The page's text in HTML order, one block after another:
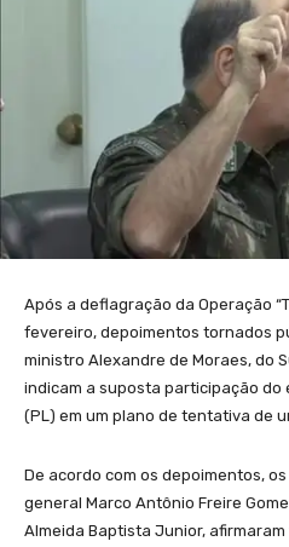
Após a deflagração da Operação
fevereiro, depoimentos tornados
ministro Alexandre de Moraes, do
indicam a suposta participação
(PL) em um plano de tentativa de
De acordo com os depoimentos,
general Marco Antônio Freire
Almeida Baptista Junior,